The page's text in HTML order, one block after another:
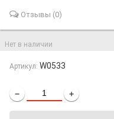
Отзывы (0)
Нет в наличии
Артикул: W0533
− +